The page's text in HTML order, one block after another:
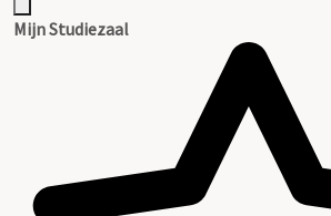
Mijn Studiezaal